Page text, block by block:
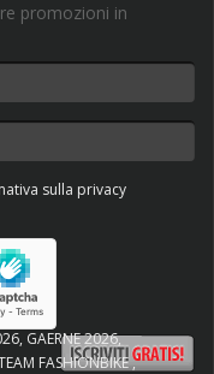
promozioni in
sulla privacy
GAERNE 2026
FASHIONBIKE